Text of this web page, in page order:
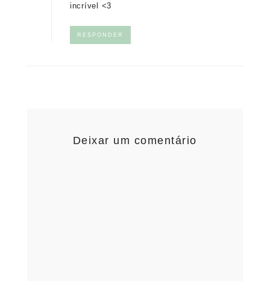
incrível <3
RESPONDER
Deixar um comentário